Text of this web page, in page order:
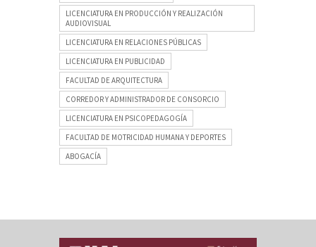
LICENCIATURA EN PRODUCCIÓN Y REALIZACIÓN
AUDIOVISUAL
LICENCIATURA EN RELACIONES PÚBLICAS
LICENCIATURA EN PUBLICIDAD
FACULTAD DE ARQUITECTURA
CORREDOR Y ADMINISTRADOR DE CONSORCIO
LICENCIATURA EN PSICOPEDAGOGÍA
FACULTAD DE MOTRICIDAD HUMANA Y DEPORTES
ABOGACÍA